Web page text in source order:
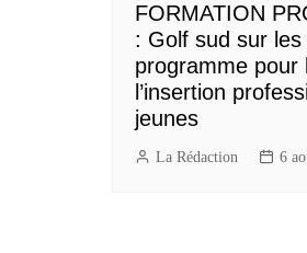
FORMATION
: Golf sud sur les
programme pour
l’insertion
jeunes
La Rédaction 6